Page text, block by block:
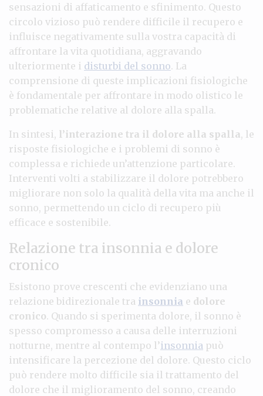
sensazioni di affaticamento e sfinimento. Questo
circolo vizioso può rendere difficile il recupero e
influisce negativamente sulla vostra capacità di
affrontare la vita quotidiana, aggravando
ulteriormente i disturbi del sonno. La
comprensione di queste implicazioni fisiologiche
è fondamentale per affrontare in modo olistico le
problematiche relative al dolore alla spalla.
In sintesi, l’interazione tra il dolore alla spalla, le
risposte fisiologiche e i problemi di sonno è
complessa e richiede un’attenzione particolare.
Interventi volti a stabilizzare il dolore potrebbero
migliorare non solo la qualità della vita ma anche il
sonno, permettendo un ciclo di recupero più
efficace e sostenibile.
Relazione tra insonnia e dolore
cronico
Esistono prove crescenti che evidenziano una
relazione bidirezionale tra insonnia e dolore
cronico. Quando si sperimenta dolore, il sonno è
spesso compromesso a causa delle interruzioni
notturne, mentre al contempo l’insonnia può
intensificare la percezione del dolore. Questo ciclo
può rendere molto difficile sia il trattamento del
dolore che il miglioramento del sonno, creando